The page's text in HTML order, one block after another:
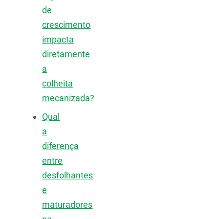
de
crescimento
impacta
diretamente
a
colheita
mecanizada?
Qual
a
diferença
entre
desfolhantes
e
maturadores